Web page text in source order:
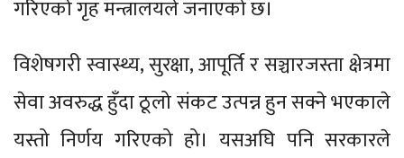
गरिएको गृह मन्त्रालयले जनाएको छ।
विशेषगरी स्वास्थ्य, सुरक्षा, आपूर्ति र सञ्चारजस्ता क्षेत्रमा
सेवा अवरुद्ध हुँदा ठूलो संकट उत्पन्न हुन सक्ने भएकाले
यस्तो निर्णय गरिएको हो। यसअघि पनि सरकारले